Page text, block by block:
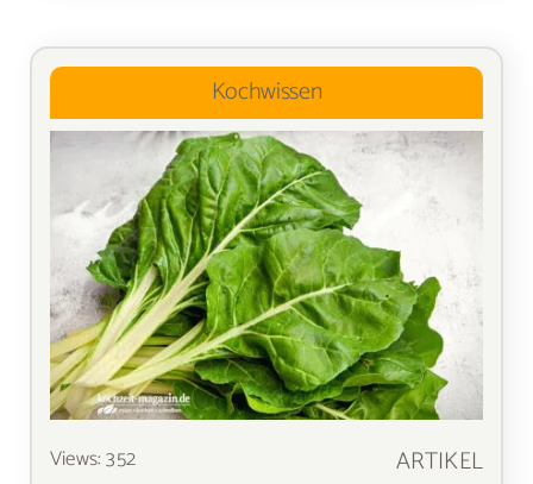
Kochwissen
Views: 352 ARTIKEL